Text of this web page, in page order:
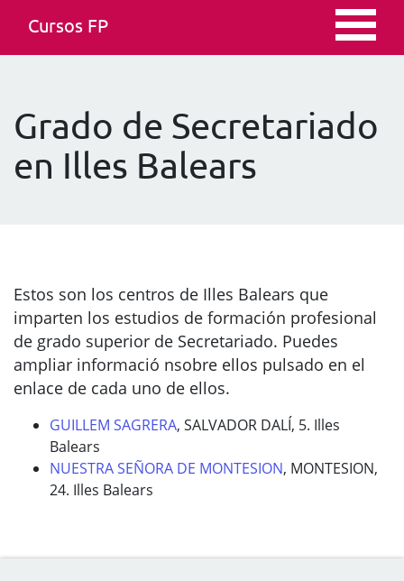
Cursos FP
Grado de Secretariado
en Illes Balears
Estos son los centros de Illes Balears que
imparten los estudios de formación profesional
de grado superior de Secretariado. Puedes
ampliar informació nsobre ellos pulsado en el
enlace de cada uno de ellos.
GUILLEM SAGRERA, SALVADOR DALÍ, 5. Illes
Balears
NUESTRA SEÑORA DE MONTESION, MONTESION,
24. Illes Balears